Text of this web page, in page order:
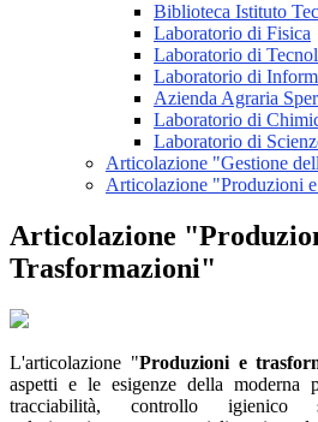
Biblioteca Istituto
Laboratorio di Fisica
Laboratorio di
Laboratorio di
Azienda Agraria
Laboratorio di
Laboratorio di
Articolazione "Gestione
Articolazione "Produzioni
Articolazione
Trasformazioni"
L'articolazione "Produzioni e
aspetti e le esigenze della moderna
tracciabilità, controllo igienico